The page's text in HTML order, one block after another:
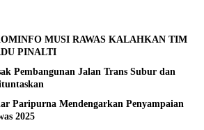
MUSI RAWAS KALAHKAN TIM
PINALTI
Pembangunan Jalan Trans Subur dan
Paripurna Mendengarkan Penyampaian
2025